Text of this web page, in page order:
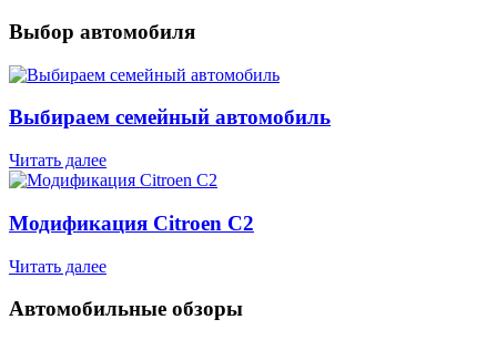
Выбор автомобиля
Выбираем семейный автомобиль
Читать далее
Модификация Citroen С2
Читать далее
Автомобильные обзоры